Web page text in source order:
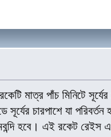
মাত্র পাঁচ মিনিটে
চারপাশে যা
হবে। এই রকেট রেইস